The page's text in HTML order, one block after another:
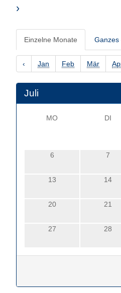
›
Einzelne Monate Ganzes
‹ Jan Feb Mär
Juli
MO DI
6 7
13 14
20 21
27 28